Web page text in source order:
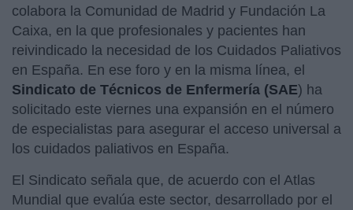
colabora la Comunidad de Madrid y Fundación La
Caixa, en la que profesionales y pacientes han
reivindicado la necesidad de los Cuidados Paliativos
en España. En ese foro y en la misma línea, el
Sindicato de Técnicos de Enfermería (SAE) ha
solicitado este viernes una expansión en el número
de especialistas para asegurar el acceso universal a
los cuidados paliativos en España.
El Sindicato señala que, de acuerdo con el Atlas
Mundial que evalúa este sector, desarrollado por el